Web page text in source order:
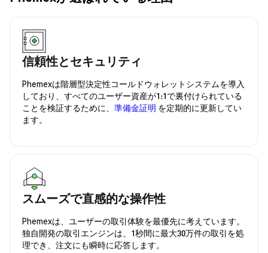
信頼性とセキュリティ
Phemexは階層型決定性コールドウォレットシステムを導入
しており、すべてのユーザー資産が1:1で裏付けられている
ことを検証するために、 準備金証明 を定期的に更新してい
ます。
スムーズで直感的な操作性
Phemexは、ユーザーの取引体験を最優先に考えています。
独自開発の取引エンジンは、1秒間に最大30万件の取引を処
理でき、注文にも瞬時に応答します。